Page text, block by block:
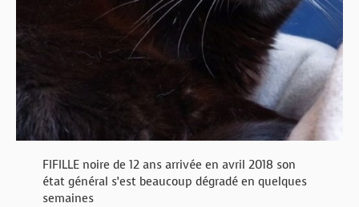
FIFILLE noire de 12 ans arrivée en avril 2018 son
état général s’est beaucoup dégradé en quelques
semaines